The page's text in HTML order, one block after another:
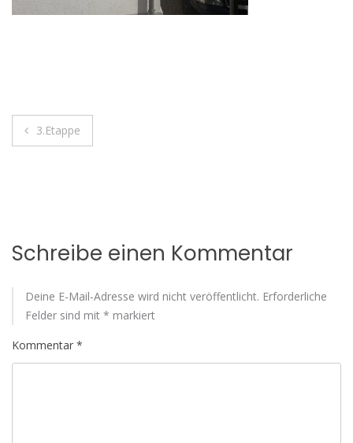
Beitragsnavigation
3.Etappe
Schreibe einen Kommentar
Deine E-Mail-Adresse wird nicht veröffentlicht. Erforderliche
Felder sind mit * markiert
Kommentar *